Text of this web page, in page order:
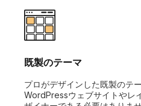
既製のテーマ
プロがデザインした既製のテ
WordPressウェブサイトやレ